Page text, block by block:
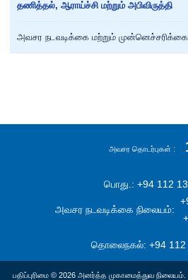
தணித்தல், ஆராய்ச்சி மற்றும் அபிவிருத்தி
அவசர நடவடிக்கை மற்றும் முன்னெச்சரிக்கை
அவசர தொடர்புகள்
பொது.: +94 112
அவசர நடவடிக்கை நிலையம்:
தொலைநகல்: +94 112
பதிப்புரிமை © 2026 அனர்த்த முகாமைத்துவ